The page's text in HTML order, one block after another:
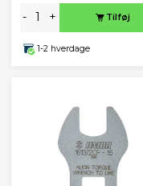
- + Tilføj
1-2 hverdage